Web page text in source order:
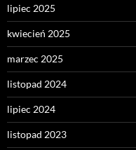
lipiec 2025
kwiecień 2025
marzec 2025
listopad 2024
lipiec 2024
listopad 2023